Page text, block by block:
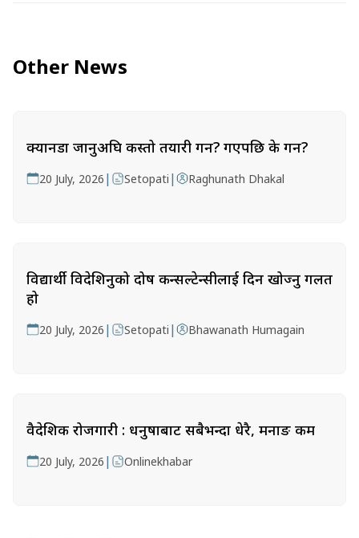
Other News
क्यानडा जानुअघि कस्तो तयारी गर्ने? गएपछि के गर्ने?
20 July, 2026 | Setopati | Raghunath Dhakal
विद्यार्थी विदेशिनुको दोष कन्सल्टेन्सीलाई दिन खोज्नु गलत
हो
20 July, 2026 | Setopati | Bhawanath Humagain
वैदेशिक रोजगारी : धनुषाबाट सबैभन्दा धेरै, मनाङ कम
20 July, 2026 | Onlinekhabar